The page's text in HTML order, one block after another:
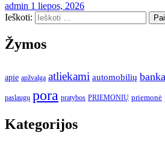
admin 1 liepos, 2026
Ieškoti:
Žymos
apie apžvalga atliekami automobilių
paslaugų pora pratybos PRIEMONIŲ priemonė
Kategorijos